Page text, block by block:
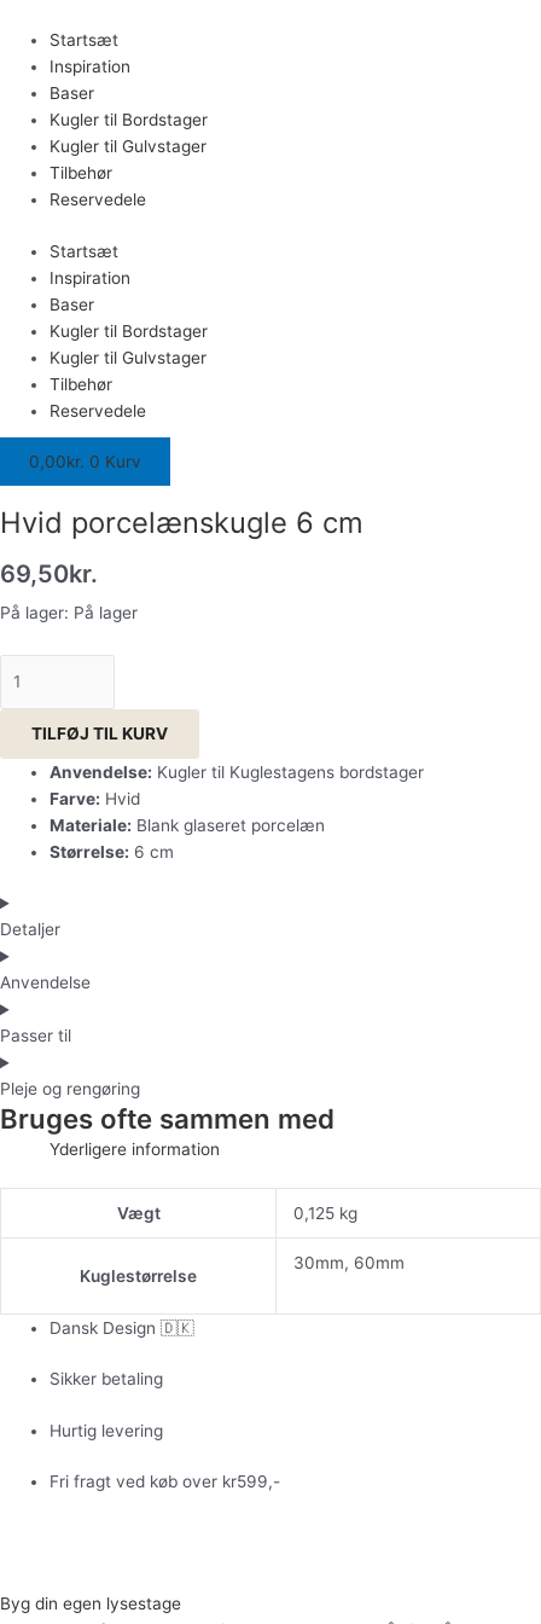
indholdet
Startsæt
Inspiration
Baser
Kugler til Bordstager
Kugler til Gulvstager
Tilbehør
Reservedele
Startsæt
Inspiration
Baser
Kugler til Bordstager
Kugler til Gulvstager
Tilbehør
Reservedele
0,00kr. 0 Kurv
Hvid porcelænskugle 6 cm
69,50kr.
På lager: På lager
porcelænskugle
antal
TILFØJ TIL KURV
Anvendelse: Kugler til Kuglestagens bordstager
Farve: Hvid
Materiale: Blank glaseret porcelæn
Størrelse: 6 cm
Detaljer
Anvendelse
Passer til
Pleje og rengøring
Bruges ofte sammen med
Yderligere information
Vægt 0,125 kg
Kuglestørrelse
30mm, 60mm
Dansk Design 🇩🇰
Sikker betaling
Hurtig levering
Fri fragt ved køb over kr599,-
Byg din egen lysestage